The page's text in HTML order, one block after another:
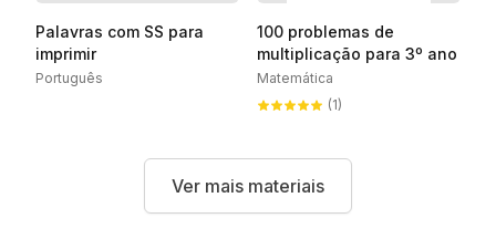
Palavras com SS para
imprimir
Português
100 problemas de
multiplicação para 3º ano
Matemática
(1)
Ver mais materiais